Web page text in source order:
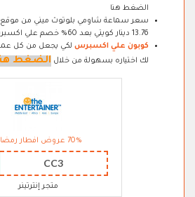
الضغط هنا
سعر سماعة شاومي بلوتوث ميني من
13.76 دينار كويتي بعد 60% خصم علي اكسبرس
كوبون علي اكسبرس لكي يجعل من كل
لك اختياره بسهولة من خلال الضغط
70% عروض افطار رمضان
CC3
متجر إنترتينر